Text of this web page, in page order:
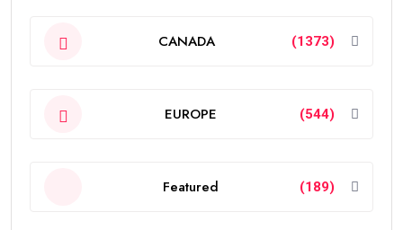
CANADA (1373)
EUROPE (544)
Featured (189)